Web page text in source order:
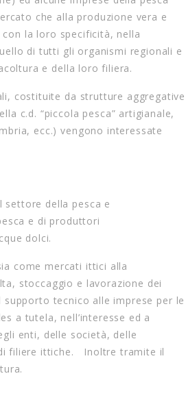
che alla produzione vera e
la loro specificità, nella
di tutti gli organismi regionali e
e della loro filiera.
costituite da strutture aggregative
c.d. “piccola pesca” artigianale,
ecc.) vengono interessate
settore della pesca e
e di produttori
dolci.
come mercati ittici alla
stoccaggio e lavorazione dei
tecnico alle imprese per le
a tutela, nell’interesse ed a
enti, delle società, delle
filiere ittiche. Inoltre tramite il